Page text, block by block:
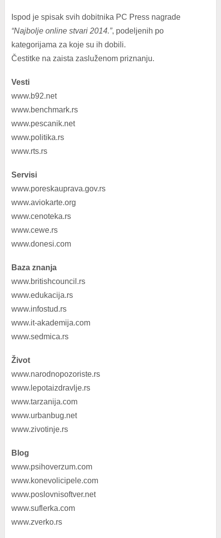
Ispod je spisak svih dobitnika PC Press nagrade
“Najbolje online stvari 2014.”, podeljenih po
kategorijama za koje su ih dobili.
Čestitke na zaista zasluženom priznanju.
Vesti
www.b92.net
www.benchmark.rs
www.pescanik.net
www.politika.rs
www.rts.rs
Servisi
www.poreskauprava.gov.rs
www.aviokarte.org
www.cenoteka.rs
www.cewe.rs
www.donesi.com
Baza znanja
www.britishcouncil.rs
www.edukacija.rs
www.infostud.rs
www.it-akademija.com
www.sedmica.rs
Život
www.narodnopozoriste.rs
www.lepotaizdravlje.rs
www.tarzanija.com
www.urbanbug.net
www.zivotinje.rs
Blog
www.psihoverzum.com
www.konevolicipele.com
www.poslovnisoftver.net
www.suflerka.com
www.zverko.rs